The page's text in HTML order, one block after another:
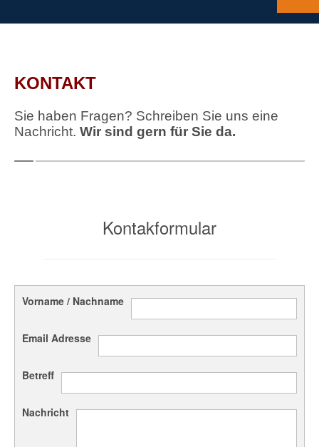
KONTAKT
Sie haben Fragen? Schreiben Sie uns eine
Nachricht. Wir sind gern für Sie da.
Kontakformular
Vorname / Nachname
Email Adresse
Betreff
Nachricht